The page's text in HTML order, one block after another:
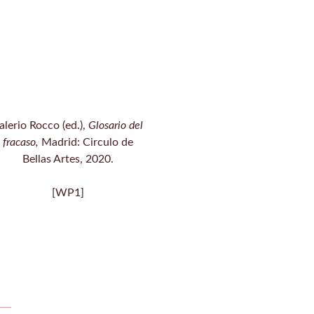
Rocco (ed.),Glosario del
fracaso, Madrid: Circulo de
Bellas Artes, 2020.
[WP1]